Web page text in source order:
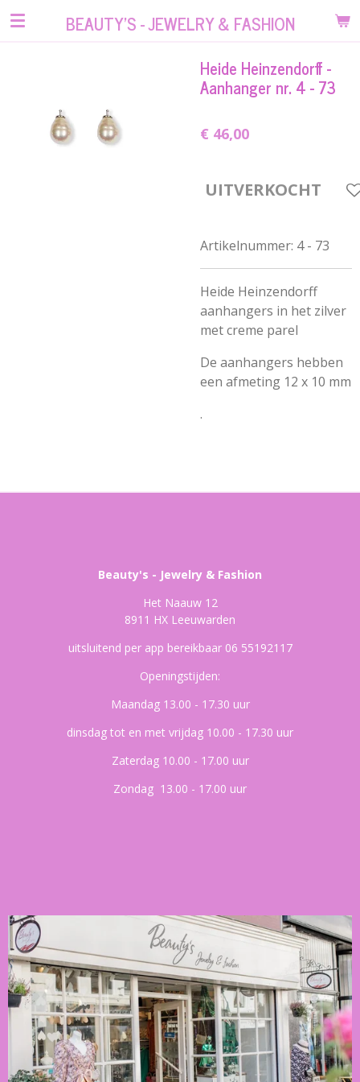
Ga
BEAUTY'S - JEWELRY & FASHION
Heide Heinzendorff -
Aanhanger nr. 4 - 73
€ 46,00
UITVERKOCHT
Artikelnummer: 4 - 73
Heide Heinzendorff
aanhangers in het zilver
met creme parel
De aanhangers hebben
een afmeting 12 x 10 mm
.
Beauty's - Jewelry & Fashion
Het Naauw 12
8911 HX Leeuwarden
uitsluitend per app bereikbaar 06 55192117
Openingstijden:
Maandag 13.00 - 17.30 uur
dinsdag tot en met vrijdag 10.00 - 17.30 uur
Zaterdag 10.00 - 17.00 uur
Zondag 13.00 - 17.00 uur